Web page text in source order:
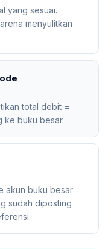
yang sesuai.
menyulitkan
total debit =
ke buku besar.
akun buku besar
sudah diposting